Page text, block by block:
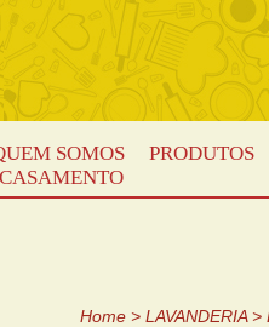
SOMOS PRODUTOS
Home > LAVANDERIA>